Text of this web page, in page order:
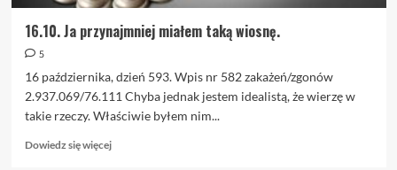
16.10. Ja przynajmniej miałem taką wiosnę.
5
16 października, dzień 593. Wpis nr 582 zakażeń/zgonów
2.937.069/76.111 Chyba jednak jestem idealistą, że wierzę w
takie rzeczy. Właściwie byłem nim...
Dowiedz się więcejDowiedz